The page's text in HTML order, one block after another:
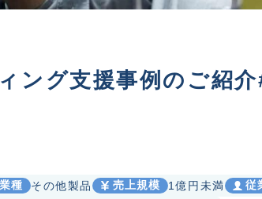
ング支援事例のご紹介
業種 その他製品 売上規模 1億円未満 従